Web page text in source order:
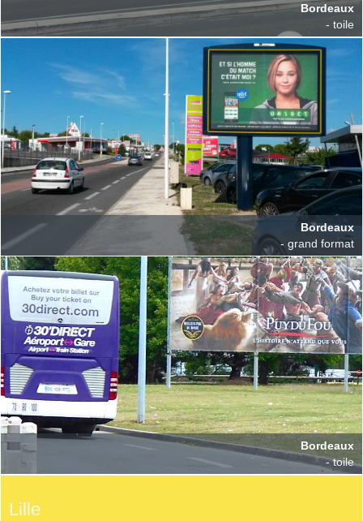
Bordeaux
- toile
Bordeaux
- grand format
Bordeaux
- toile
Lille